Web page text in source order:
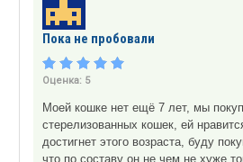
Пока не пробовали
Оценка: 5
Моей кошке нет ещё 7 лет, мы
стерелизованных кошек, ей
достигнет этого возраста, буду
что по составу он не чем не хуже